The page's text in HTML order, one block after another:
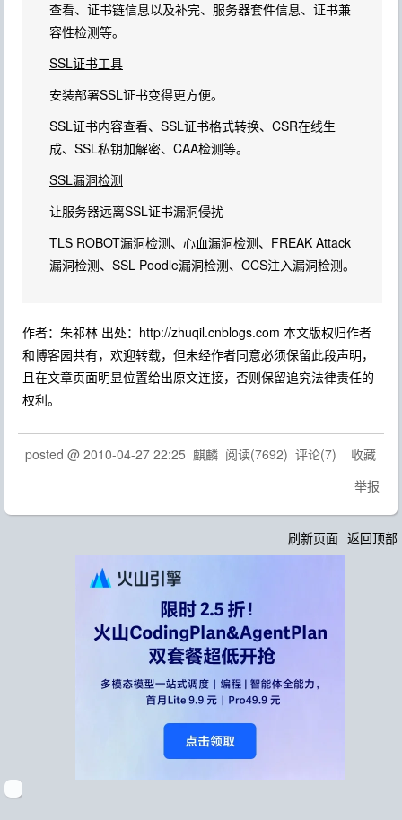
查看、证书链信息以及补完、服务器套件信息、证书兼
容性检测等。
SSL证书工具
安装部署SSL证书变得更方便。
SSL证书内容查看、SSL证书格式转换、CSR在线生
成、SSL私钥加解密、CAA检测等。
SSL漏洞检测
让服务器远离SSL证书漏洞侵扰
TLS ROBOT漏洞检测、心血漏洞检测、FREAK Attack
漏洞检测、SSL Poodle漏洞检测、CCS注入漏洞检测。
作者：朱祁林 出处：http://zhuqil.cnblogs.com 本文版权归作者
和博客园共有，欢迎转载，但未经作者同意必须保留此段声明，
且在文章页面明显位置给出原文连接，否则保留追究法律责任的
权利。
posted @ 2010-04-27 22:25 麒麟 阅读(7692) 评论(7) 收藏
举报
刷新页面 返回顶部